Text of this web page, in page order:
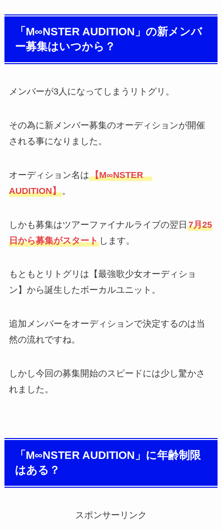
「M∞NSTER AUDITION」の新メンバ
ー募集はいつから？
メンバーが3人になってしまうリトグリ。
その為に新メンバー募集のオーディションが開催
される事になりました。
オーディション名は【M∞NSTER
AUDITION】。
しかも募集はツアーファイナルライブの翌日 7月25
日から募集がスタートします。
もともとリトグリは【最強歌少女オーディショ
ン】から誕生したボーカルユニット。
追加メンバーをオーディションで決定するのは当
然の流れですね。
しかし今回の募集開始のスピードには少し驚かさ
れました。
「M∞NSTER AUDITION」に年齢制限
はある？
スポンサーリンク